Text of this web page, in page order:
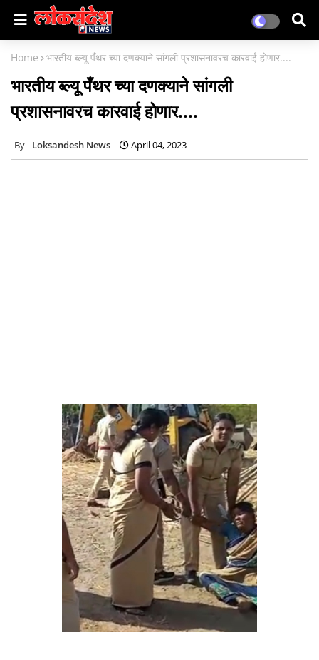
Home भारतीय ब्ल्यू पँथर च्या दणक्याने सांगली प्रशासनावरच कारवाई होणार....
भारतीय ब्ल्यू पँथर च्या दणक्याने सांगली
प्रशासनावरच कारवाई होणार....
Loksandesh News April 04, 2023